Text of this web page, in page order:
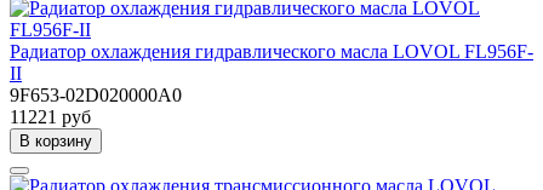
Радиатор охлаждения гидравлического масла LOVOL FL956F-
II
9F653-02D020000A0
11221 руб
В корзину